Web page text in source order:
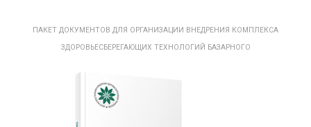
ПАКЕТ ДОКУМЕНТОВ ДЛЯ ОРГАНИЗАЦИИ ВНЕДРЕНИЯ КОМПЛЕКСА
ЗДОРОВЬЕСБЕРЕГАЮЩИХ ТЕХНОЛОГИЙ БАЗАРНОГО